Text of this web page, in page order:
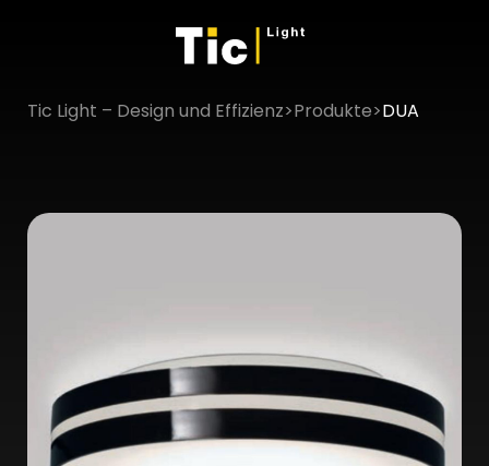
Tic Light – Design und Effizienz>Produkte>DUA